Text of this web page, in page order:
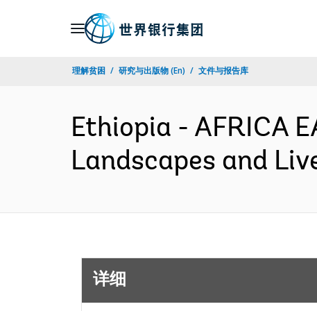
理解贫困 研究与出版物 (En) 文件与报告库
Ethiopia - AFRICA
Landscapes and
详细